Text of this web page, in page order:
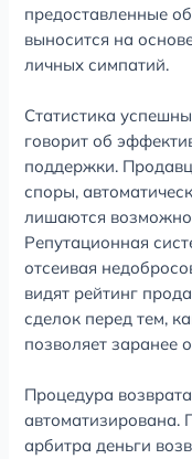
предоставленные
выносится на
личных симпатий.
Статистика
говорит об
поддержки.
споры,
лишаются
Репутационная
отсеивая
видят рейтинг
сделок перед тем,
позволяет заранее
Процедура
автоматизирована.
арбитра деньги